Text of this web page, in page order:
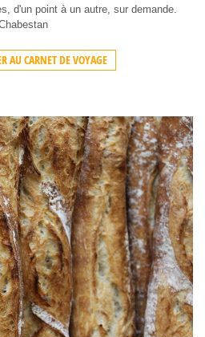
d'un point à un autre, sur demande.
AU CARNET DE VOYAGE